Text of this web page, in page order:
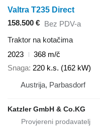
Valtra T235 Direct
158.500 € Bez PDV-a
Traktor na kotačima
2023
368 m/č
Snaga 220 k.s. (162 kW)
Austrija, Parbasdorf
Katzler GmbH & Co.KG